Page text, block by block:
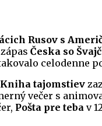
Rusov s
Česka so
celodenne
tajomstiev
večer s
Pošta pre teba v